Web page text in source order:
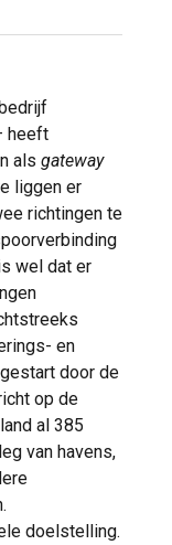
heeft
als gateway
liggen er
richtingen te
wel dat er
en
door de
op de
al 385
van havens,
doelstelling.